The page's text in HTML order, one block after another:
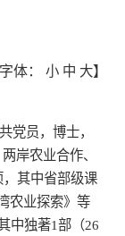
字体： 小 中 大】
员，博士，
岸农业合作、
其中省部级课
农业探索》等
中独著1部（26